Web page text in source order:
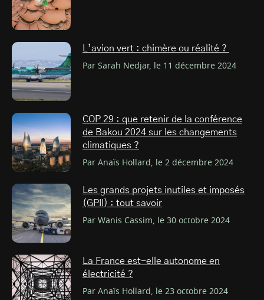
L’avion vert : chimère ou réalité ?
Par Sarah Nedjar, le 11 décembre 2024
COP 29 : que retenir de la conférence
de Bakou 2024 sur les changements
climatiques ?
Par Anaïs Hollard, le 2 décembre 2024
Les grands projets inutiles et imposés
(GPII) : tout savoir
Par Wanis Cassim, le 30 octobre 2024
La France est-elle autonome en
électricité ?
Par Anaïs Hollard, le 23 octobre 2024